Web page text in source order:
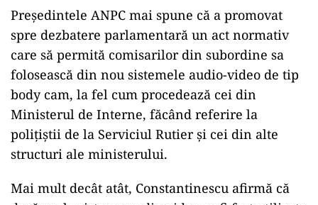
Președintele ANPC mai spune că a promovat
spre dezbatere parlamentară un act normativ
care să permită comisarilor din subordine sa
folosească din nou sistemele audio-video de tip
body cam, la fel cum procedează cei din
Ministerul de Interne, făcând referire la
polițiștii de la Serviciul Rutier și cei din alte
structuri ale ministerului.
Mai mult decât atât, Constantinescu afirmă că